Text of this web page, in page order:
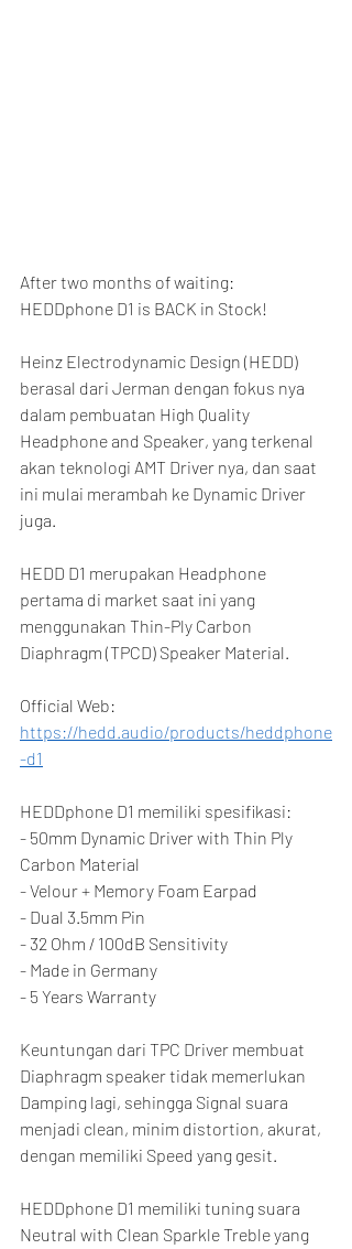
After two months of waiting:
HEDDphone D1 is BACK in Stock!
Heinz Electrodynamic Design (HEDD)
berasal dari Jerman dengan fokus nya
dalam pembuatan High Quality
Headphone and Speaker, yang terkenal
akan teknologi AMT Driver nya, dan saat
ini mulai merambah ke Dynamic Driver
juga.
HEDD D1 merupakan Headphone
pertama di market saat ini yang
menggunakan Thin-Ply Carbon
Diaphragm (TPCD) Speaker Material.
Official Web:
https://hedd.audio/products/heddphone
-d1
HEDDphone D1 memiliki spesifikasi:
- 50mm Dynamic Driver with Thin Ply
Carbon Material
- Velour + Memory Foam Earpad
- Dual 3.5mm Pin
- 32 Ohm / 100dB Sensitivity
- Made in Germany
- 5 Years Warranty
Keuntungan dari TPC Driver membuat
Diaphragm speaker tidak memerlukan
Damping lagi, sehingga Signal suara
menjadi clean, minim distortion, akurat,
dengan memiliki Speed yang gesit.
HEDDphone D1 memiliki tuning suara
Neutral with Clean Sparkle Treble yang